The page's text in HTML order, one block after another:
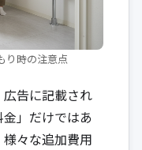
り時の注意点
告に記載され
」だけではあ
々な追加費用